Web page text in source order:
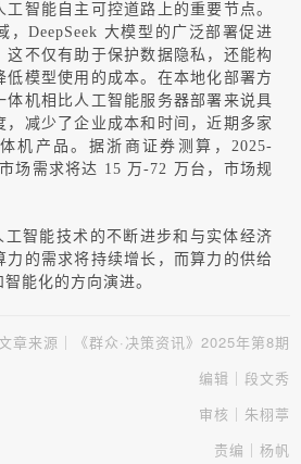
工智能自主可控道路上的重要节点。
，DeepSeek 大模型的广泛部署促进
这不仅有助于保护数据隐私，还能构
低模型使用的成本。在本地化部署方
体机相比人工智能服务器部署来说具
，减少了企业成本和时间，近期多家
机产品。据浙商证券测算，2025-
场需求将达 15 万-72 万台，市场规
工智能技术的不断进步和与实体经济
力的需求将持续增长，而算力的供给
能化的方向演进。
章来源｜《群众·决策资讯》2025年第8期
编辑｜段文秀
审核｜朱栩葶
责编｜杨帆